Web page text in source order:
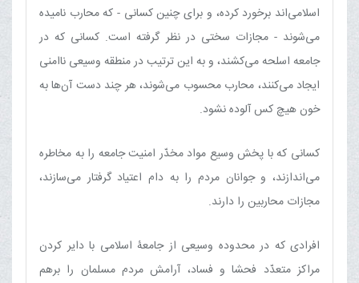
اسلامی‌اند برخورد کرده، و برای چنین کسانی - که محارب نامیده
می‌شوند - مجازات سختی در نظر گرفته است. کسانی که در
جامعه اسلحه می‌کشند، و به این ترتیب در منطقه وسیعی ناامنی
ایجاد می‌کنند، محارب محسوب می‌شوند، هر چند دست آن‌ها به
خون هیچ کس آلوده نشود.
کسانی که با پخش وسیع مواد مخدّر امنیت جامعه را به مخاطره
می‌اندازند، و جوانان مردم را به دام اعتیاد گرفتار می‌سازند،
مجازات محاربین را دارند.
افرادی که در محدوده وسیعی از جامعۀ اسلامی با دایر کردن
مراکز متعدّد فحشا و فساد، آرامش مردم مسلمان را برهم